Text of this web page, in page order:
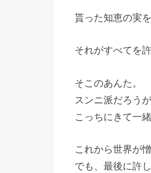
貰った知恵の実を
それがすべてを
そこのあんた。
スンニ派だろう
こっちにきて一
これから世界が
でも、最後に許